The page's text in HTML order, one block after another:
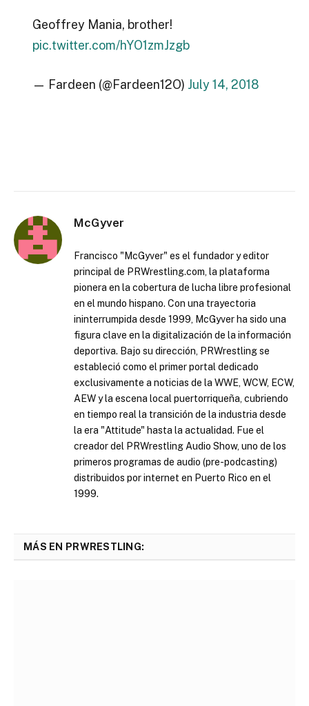
Geoffrey Mania, brother!
pic.twitter.com/hYO1zmJzgb
— Fardeen (@Fardeen12O) July 14, 2018
McGyver
Francisco "McGyver" es el fundador y editor
principal de PRWrestling.com, la plataforma
pionera en la cobertura de lucha libre profesional
en el mundo hispano. Con una trayectoria
ininterrumpida desde 1999, McGyver ha sido una
figura clave en la digitalización de la información
deportiva. Bajo su dirección, PRWrestling se
estableció como el primer portal dedicado
exclusivamente a noticias de la WWE, WCW, ECW,
AEW y la escena local puertorriqueña, cubriendo
en tiempo real la transición de la industria desde
la era "Attitude" hasta la actualidad. Fue el
creador del PRWrestling Audio Show, uno de los
primeros programas de audio (pre-podcasting)
distribuidos por internet en Puerto Rico en el
1999.
MÁS EN PRWRESTLING: